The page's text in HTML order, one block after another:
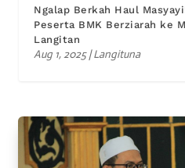
Ngalap Berkah Haul
Peserta BMK Berziarah ke
Langitan
Aug 1, 2025|Langituna